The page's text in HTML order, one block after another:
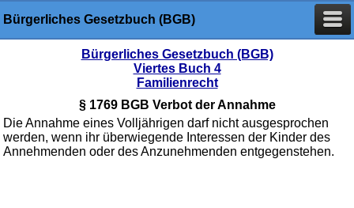
Bürgerliches Gesetzbuch (BGB)
Bürgerliches Gesetzbuch (BGB)
Viertes Buch 4
Familienrecht
§ 1769 BGB Verbot der Annahme
Die Annahme eines Volljährigen darf nicht ausgesprochen
werden, wenn ihr überwiegende Interessen der Kinder des
Annehmenden oder des Anzunehmenden entgegenstehen.